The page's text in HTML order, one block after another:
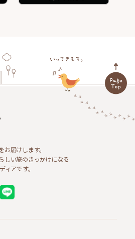
届けします。
しい旅のきっかけになる
ィアです。